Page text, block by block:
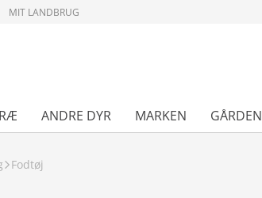
MIT LANDBRUG
ANDRE DYR MARKEN GÅRDEN
Fodtøj